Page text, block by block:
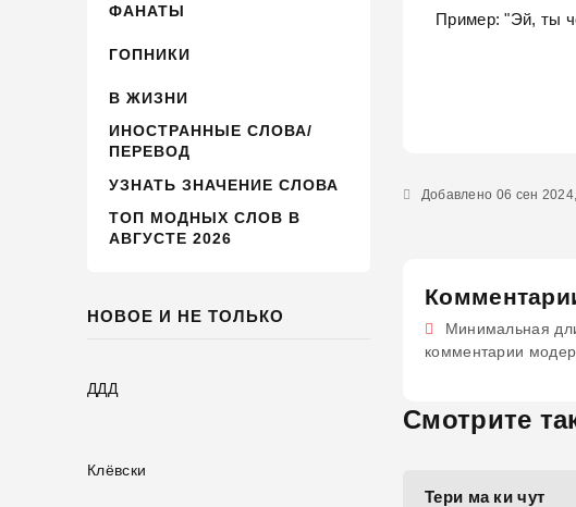
ФАНАТЫ
ГОПНИКИ
В ЖИЗНИ
ИНОСТРАННЫЕ СЛОВА/
ПЕРЕВОД
УЗНАТЬ ЗНАЧЕНИЕ СЛОВА
ТОП МОДНЫХ СЛОВ В
АВГУСТЕ 2026
НОВОЕ И НЕ ТОЛЬКО
ДДД
Клёвски
Пример: "Эй, ты
Добавлено 06 сен
Минимальная
комментарии
Смотрите
Тери ма ки чут